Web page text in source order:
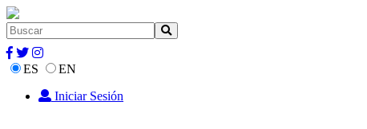
ES
EN
Iniciar Sesión